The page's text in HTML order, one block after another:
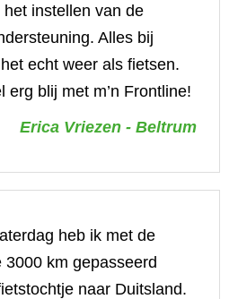
instellen van de
Alles bij
echt weer als fietsen.
erg blij met m’n Frontline!
Erica Vriezen - Beltrum
heb ik met de
3000 km gepasseerd
naar Duitsland.